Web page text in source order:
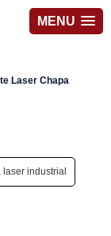
MENU
Laser Chapa
industrial